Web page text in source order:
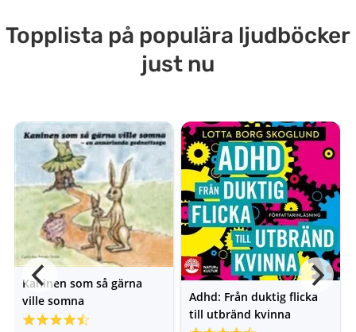
Topplista på populära ljudböcker
just nu
Kaninen som så gärna
ville somna
Adhd: Från duktig flicka
till utbränd kvinna